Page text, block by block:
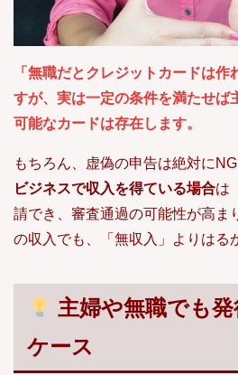
「無職だとクレジットカードは
すが、実は一定の条件を満たせば
可能なカードは存在します。
もちろん、虚偽の申告は絶対にNG
ビジネスで収入を得ている場合は
請でき、審査通過の可能性が高ま
の収入でも、「無収入」よりはる
主婦や無職でも
ケース